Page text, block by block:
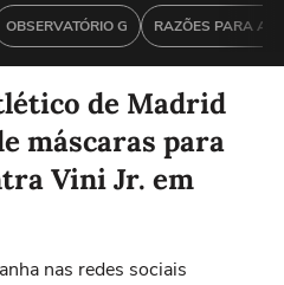
OBSERVATÓRIO G RAZÕES PARA
de Madrid
máscaras para
Vini Jr. em
nas redes sociais